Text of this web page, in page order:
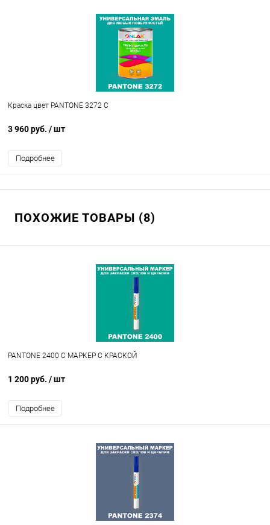
Краска цвет PANTONE 3272 C
3 960 руб. / шт
Подробнее
ПОХОЖИЕ ТОВАРЫ (8)
PANTONE 2400 C МАРКЕР С КРАСКОЙ
1 200 руб. / шт
Подробнее